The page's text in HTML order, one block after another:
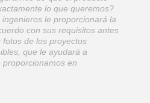
lo que queremos?
le proporcionará la
con sus requisitos antes
de los proyectos
que le ayudará a
en